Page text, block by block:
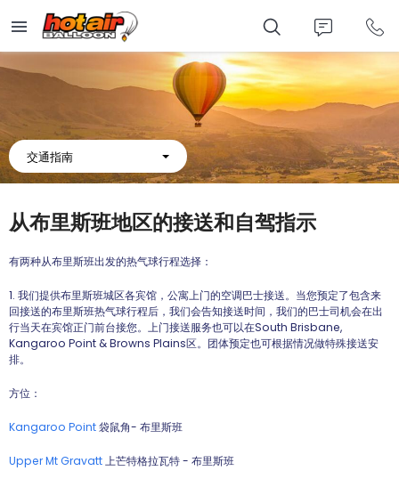
main
content
交通指南
从布里斯班地区的接送和自驾指示
有两种从布里斯班出发的热气球行程选择：
1. 我们提供布里斯班城区各宾馆，公寓上门的空调巴士接送。当您预定了包含来
回接送的布里斯班热气球行程后，我们会告知接送时间，我们的巴士司机会在出
行当天在宾馆正门前台接您。上门接送服务也可以在South Brisbane,
Kangaroo Point & Browns Plains区。团体预定也可根据情况做特殊接送安
排。
方位：
Kangaroo Point袋鼠角- 布里斯班
Upper Mt Gravatt上芒特格拉瓦特 - 布里斯班